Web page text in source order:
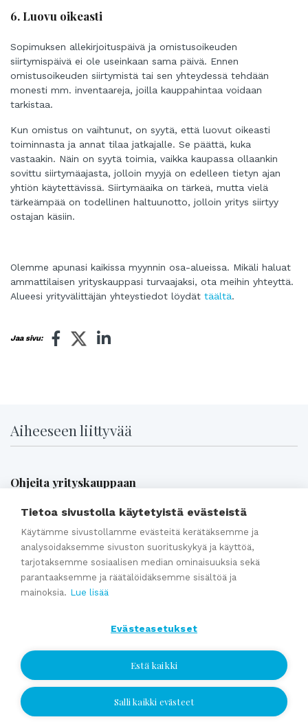
6. Luovu oikeasti
Sopimuksen allekirjoituspäivä ja omistusoikeuden
siirtymispäivä ei ole useinkaan sama päivä. Ennen
omistusoikeuden siirtymistä tai sen yhteydessä tehdään
monesti mm. inventaareja, joilla kauppahintaa voidaan
tarkistaa.
Kun omistus on vaihtunut, on syytä, että luovut oikeasti
toiminnasta ja annat tilaa jatkajalle. Se päättä, kuka
vastaakin. Näin on syytä toimia, vaikka kaupassa ollaankin
sovittu siirtymäajasta, jolloin myyjä on edelleen tietyn ajan
yhtiön käytettävissä. Siirtymäaika on tärkeä, mutta vielä
tärkeämpää on todellinen haltuunotto, jolloin yritys siirtyy
ostajan käsiin.
Olemme apunasi kaikissa myynnin osa-alueissa. Mikäli haluat
ammattilaisen yrityskauppasi turvaajaksi, ota meihin yhteyttä.
Alueesi yrityvälittäjän yhteystiedot löydät täältä.
Jaa sivu:
Aiheeseen liittyvää
Ohjeita yrityskauppaan
Yrityskaupan verotuksesta
VIDEO: Miten hallita yritysostoon liittyviä riskejä? Miten
valitaan ostettava kohde? (4:57)
Video: Omistajanvaihdos käytännössä (48:21 minuuttia)
Yrityksen kauppahinta-arvio
Katso kaikki
Jätä yhteydenottopyyntö
Tietoa sivustolla käytetyistä evästeistä
Käytämme sivustollamme evästeitä kerätäksemme ja
analysoidaksemme sivuston suorituskykyä ja käyttöä,
tarjotaksemme sosiaalisen median ominaisuuksia sekä
parantaaksemme ja räätälöidäksemme sisältöä ja
mainoksia. Lue lisää
Evästeasetukset
Estä kaikki
Salli kaikki evästeet